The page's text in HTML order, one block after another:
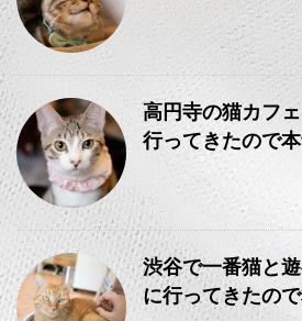
高円寺の猫カフ
行ってきたので
渋谷で一番猫と
に行ってきたの